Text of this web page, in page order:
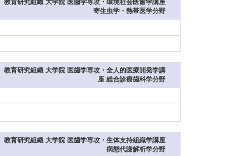
教育研究組織 大学院 医歯学専攻・環境社会医歯学講座
寄生虫学・熱帯医学分野
教育研究組織 大学院 医歯学専攻・全人的医療開発学講
座 総合診療歯科学分野
教育研究組織 大学院 医歯学専攻・生体支持組織学講座
病態代謝解析学分野